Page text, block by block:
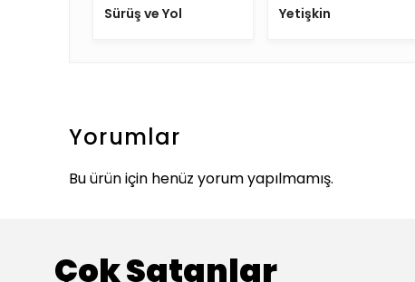
Sürüş ve Yol Yetişkin
Yorumlar
Bu ürün için henüz yorum yapılmamış.
Çok Satanlar